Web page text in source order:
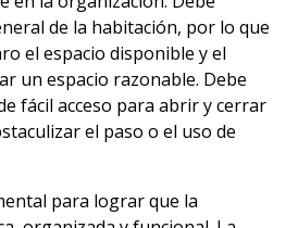
de la habitación, por lo que
el espacio disponible y el
un espacio razonable. Debe
fácil acceso para abrir y cerrar
el paso o el uso de
para lograr que la